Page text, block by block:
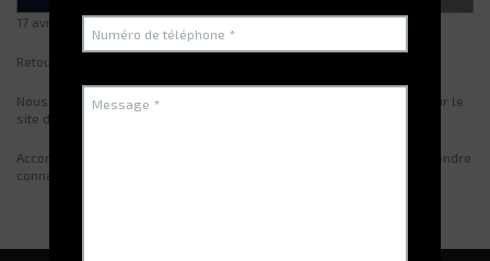
17 avril 2023
Retour sur la journée du 24 novembre 2022
Nous avons inauguré le déploiement de notre logiciel G-STOCK V8 sur le
site de Gresswiller.
Accompagnée du Directeur Général du COMMF, la délégation a pu prendre
connaissance des différentes étapes d'automatisation de G-STOCK.